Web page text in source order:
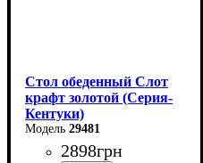
Стол обеденный Слот
крафт золотой (Серия-
Кентуки)
29481
2898грн